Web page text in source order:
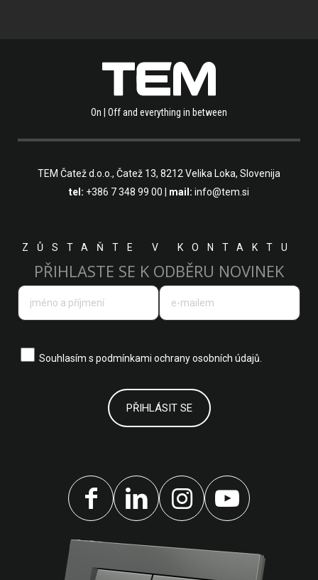
On | Off and everything in between
TEM Čatež d.o.o., Čatež 13, 8212 Velika Loka, Slovenija
tel: +386 7 348 99 00 | mail: info@tem.si
ZŮSTAŇTE V KONTAKTU
PŘIHLASTE SE K ODBĚRU NOVINEK
Souhlasím s podmínkami ochrany osobních údajů.